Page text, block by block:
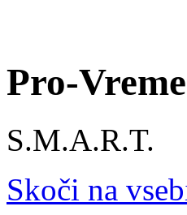
Pro-
S.M.A.R.T.
Skoči na